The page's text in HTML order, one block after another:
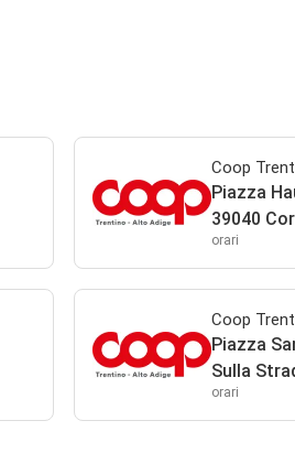
Coop
Piazza
39040
orari
Coop
Piazza
Sulla
orari